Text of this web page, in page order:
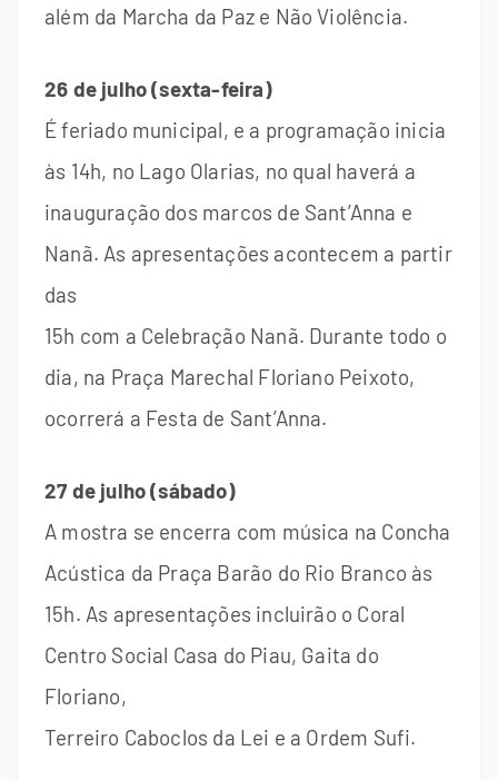
além da Marcha da Paz e Não Violência.
26 de julho (sexta-feira)
É feriado municipal, e a programação inicia
às 14h, no Lago Olarias, no qual haverá a
inauguração dos marcos de Sant’Anna e
Nanã. As apresentações acontecem a partir
das
15h com a Celebração Nanã. Durante todo o
dia, na Praça Marechal Floriano Peixoto,
ocorrerá a Festa de Sant’Anna.
27 de julho (sábado)
A mostra se encerra com música na Concha
Acústica da Praça Barão do Rio Branco às
15h. As apresentações incluirão o Coral
Centro Social Casa do Piau, Gaita do
Floriano,
Terreiro Caboclos da Lei e a Ordem Sufi.